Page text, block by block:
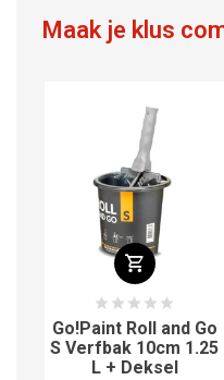
Maak je klus
Roll and Go
10cm 1.25
L + Deksel
S